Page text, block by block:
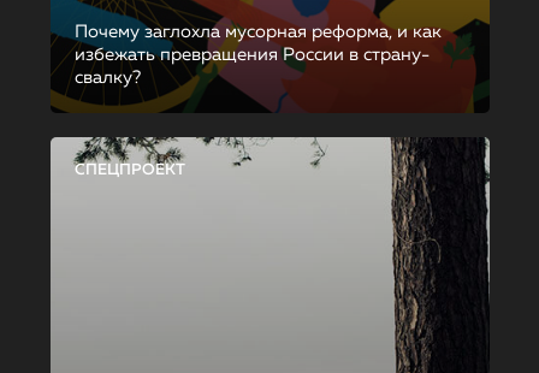
Почему заглохла мусорная реформа, и как
избежать превращения России в страну-
свалку?
СПЕЦПРОЕКТ